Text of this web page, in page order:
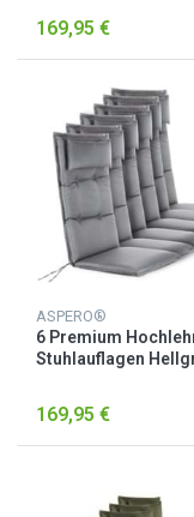
169,95 €
ASPERO®
6 Premium
Stuhlauflagen
169,95 €